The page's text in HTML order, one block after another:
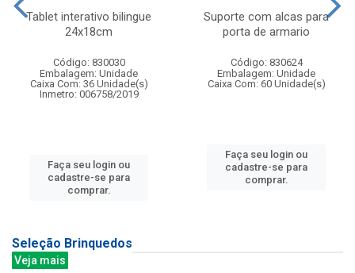
Tablet interativo bilingue
24x18cm
Código: 830030
Embalagem: Unidade
Caixa Com: 36 Unidade(s)
Inmetro: 006758/2019
Faça seu login ou
cadastre-se para
comprar.
Suporte com alcas para
porta de armario
Código: 830624
Embalagem: Unidade
Caixa Com: 60 Unidade(s)
Faça seu login ou
cadastre-se para
comprar.
Seleção Brinquedos
Veja mais